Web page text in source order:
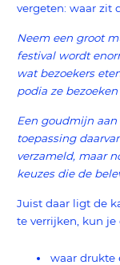
vergeten: waar zit
Neem een groot
festival wordt
wat bezoekers
podia ze
Een goudmijn
toepassing
verzameld, maar
keuzes die de
Juist daar ligt de
te verrijken, kun je
waar drukte